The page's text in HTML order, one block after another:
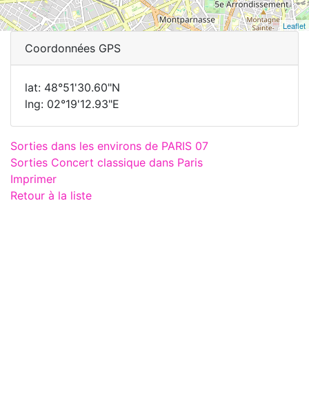
Leaflet
Coordonnées GPS
lat: 48°51'30.60"N
lng: 02°19'12.93"E
Sorties dans les environs de PARIS 07
Sorties Concert classique dans Paris
Imprimer
Retour à la liste